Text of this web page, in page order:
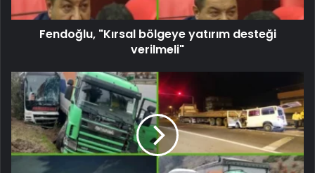
Fendoğlu, "Kırsal bölgeye yatırım desteği
verilmeli"